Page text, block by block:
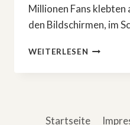
Millionen Fans
den Bildschirmen, im
WEITERLESEN WM
IM
ZEIGT,
Startseite